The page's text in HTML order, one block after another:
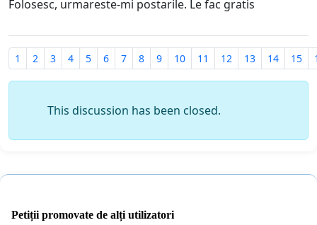
Folosesc, urmareste-mi postarile. Le fac gratis
1 2 3 4 5 6 7 8 9 10 11 12 13 14 15
This discussion has been closed.
Petiții promovate de alți utilizatori